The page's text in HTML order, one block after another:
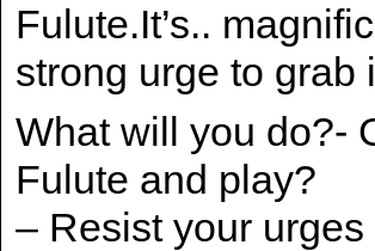
Fulute.It’s..
strong urge to grab
What will you do?-
Fulute and play?
– Resist your